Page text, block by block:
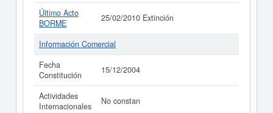
Último Acto
BORME
25/02/2010 Extinción
Información Comercial
Fecha
Constitución
15/12/2004
Actividades
Internacionales
No constan